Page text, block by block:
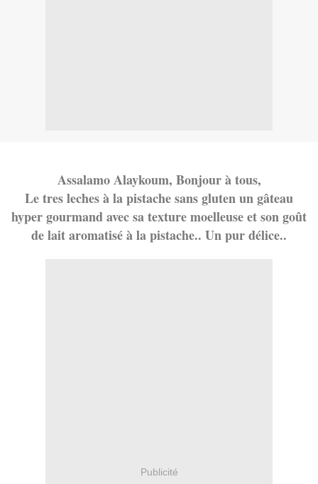
Assalamo Alaykoum, Bonjour à tous,
Le tres leches à la pistache sans gluten un gâteau
hyper gourmand avec sa texture moelleuse et son goût
de lait aromatisé à la pistache.. Un pur délice..
Publicité